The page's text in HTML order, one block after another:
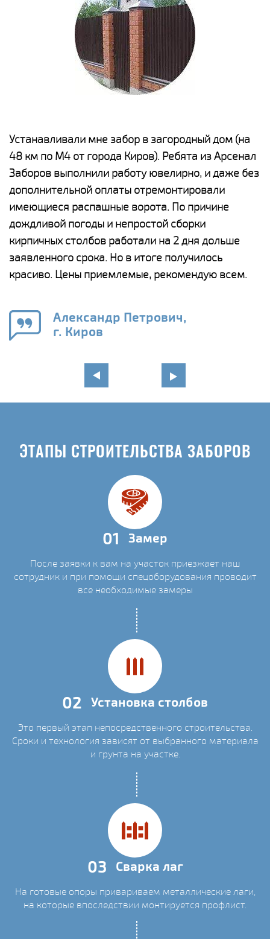
Устанавливали мне забор в загородный дом (на
48 км по М4 от города Киров). Ребята из Арсенал
Заборов выполнили работу ювелирно, и даже без
дополнительной оплаты отремонтировали
имеющиеся распашные ворота. По причине
дождливой погоды и непростой сборки
кирпичных столбов работали на 2 дня дольше
заявленного срока. Но в итоге получилось
красиво. Цены приемлемые, рекомендую всем.
Александр Петрович,
г. Киров
ЭТАПЫ СТРОИТЕЛЬСТВА ЗАБОРОВ
01 Замер
После заявки к вам на участок приезжает наш
сотрудник и при помощи спецоборудования проводит
все необходимые замеры
02 Установка столбов
Это первый этап непосредственного строительства.
Сроки и технология зависят от выбранного материала
и грунта на участке.
03 Сварка лаг
На готовые опоры привариваем металлические лаги,
на которые впоследствии монтируется профлист.